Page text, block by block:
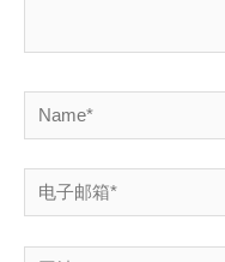
Name*
电
子
邮